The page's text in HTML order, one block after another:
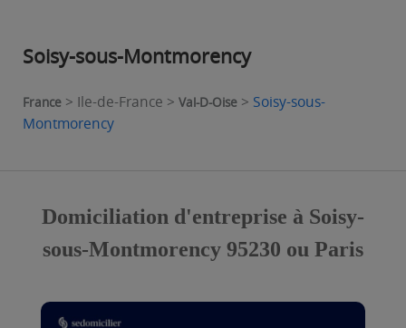
Soisy-sous-Montmorency
France > Ile-de-France > Val-D-Oise > Soisy-sous-
Montmorency
Domiciliation d'entreprise à Soisy-
sous-Montmorency 95230 ou Paris